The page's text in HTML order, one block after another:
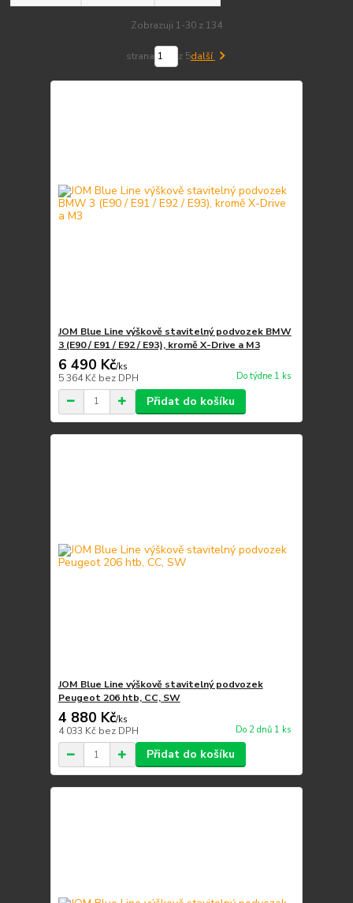
Zobrazuji 1-30 z 134
strana z 5další
JOM Blue Line výškově stavitelný podvozek BMW
3 (E90 / E91 / E92 / E93), kromě X-Drive a M3
6 490 Kč/ks
5 364 Kč bez DPH Do týdne 1 ks
Přidat do košíku
JOM Blue Line výškově stavitelný podvozek
Peugeot 206 htb, CC, SW
4 880 Kč/ks
4 033 Kč bez DPH Do 2 dnů 1 ks
Přidat do košíku